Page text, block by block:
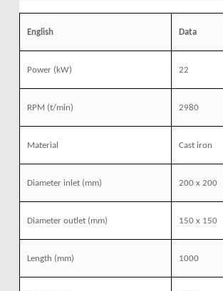
English Data
Power(kW) 22
RPM (t/min) 2980
Material Cast iron
Diameter inlet(mm) 200 x 200
Diameter outlet(mm) 150 x 150
Length (mm) 1000